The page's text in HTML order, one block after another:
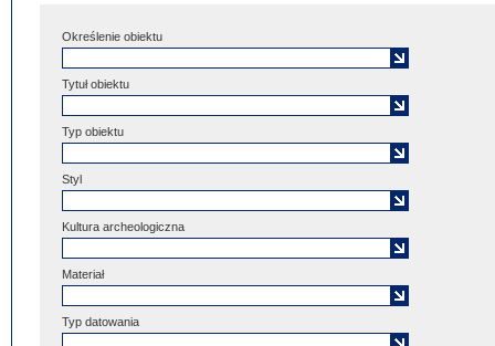
Określenie obiektu
Tytuł obiektu
Typ obiektu
Styl
Kultura archeologiczna
Materiał
Typ datowania